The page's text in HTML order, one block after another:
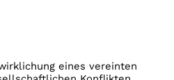
eines vereinten